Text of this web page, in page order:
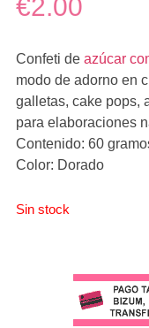
€2.00
Confeti de azúcar
modo de adorno en
galletas, cake pops,
para elaboraciones
Contenido: 60
Color: Dorado
Sin stock